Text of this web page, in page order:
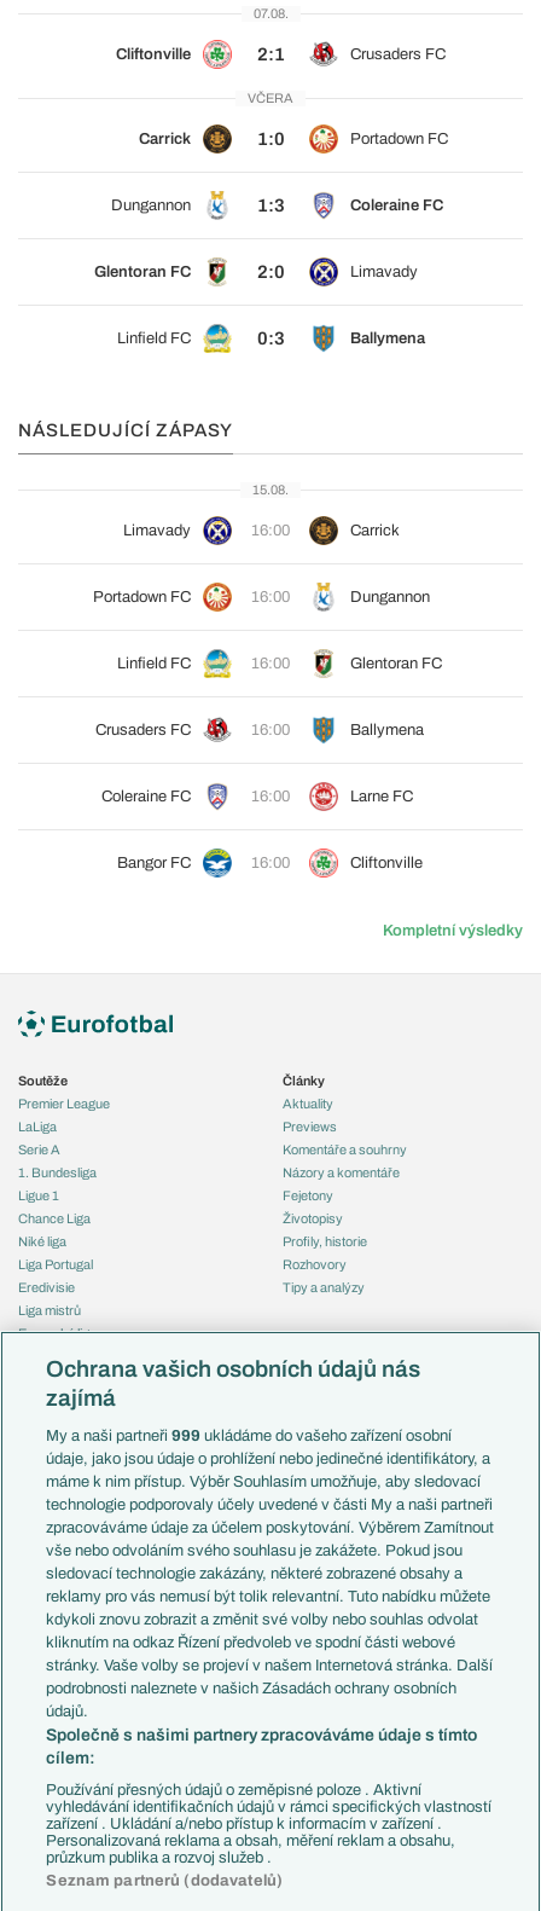
07.08.
Cliftonville 2:1 Crusaders FC
VČERA
Carrick 1:0 Portadown FC
Dungannon 1:3 Coleraine FC
Glentoran FC 2:0 Limavady
Linfield FC 0:3 Ballymena
NÁSLEDUJÍCÍ ZÁPASY
15.08.
Limavady 16:00 Carrick
Portadown FC 16:00 Dungannon
Linfield FC 16:00 Glentoran FC
Crusaders FC 16:00 Ballymena
Coleraine FC 16:00 Larne FC
Bangor FC 16:00 Cliftonville
Kompletní výsledky
Soutěže
Premier League
LaLiga
Serie A
1. Bundesliga
Ligue 1
Chance Liga
Niké liga
Liga Portugal
Eredivisie
Liga mistrů
Evropská liga
Mistrovství světa
Liga národů
Témata
Představení týmů MS
EuroSkauting
PL v kostce
Evropské koeficienty
Přestupy
Přestupové spekulace
Zranění
Kluby
Arsenal FC
Chelsea FC
Manchester United
AC Milán
Juventus FC
Bayern Mnichov
FC Barcelona
Real Madrid
Články
Aktuality
Previews
Komentáře a souhrny
Názory a komentáře
Fejetony
Životopisy
Profily, historie
Rozhovory
Tipy a analýzy
Česko
Francie
Itálie
Německo
Španělsko
Argentina
Brazílie
Přestupy
Zápasy
Livescore
Tipovací soutěž
Ochrana vašich osobních údajů nás
zajímá
My a naši partneři999 ukládáme do vašeho zařízení osobní
údaje, jako jsou údaje o prohlížení nebo jedinečné identifikátory, a
máme k nim přístup. Výběr Souhlasím umožňuje, aby sledovací
technologie podporovaly účely uvedené v části My a naši partneři
zpracováváme údaje za účelem poskytování. Výběrem Zamítnout
vše nebo odvoláním svého souhlasu je zakážete. Pokud jsou
sledovací technologie zakázány, některé zobrazené obsahy a
reklamy pro vás nemusí být tolik relevantní. Tuto nabídku můžete
kdykoli znovu zobrazit a změnit své volby nebo souhlas odvolat
kliknutím na odkaz Řízení předvoleb ve spodní části webové
stránky. Vaše volby se projeví v našem Internetová stránka. Další
podrobnosti naleznete v našich Zásadách ochrany osobních
údajů.
Společně s našimi partnery zpracováváme údaje s tímto
cílem:
Používání přesných údajů o zeměpisné poloze . Aktivní
vyhledávání identifikačních údajů v rámci specifických vlastností
zařízení . Ukládání a/nebo přístup k informacím v zařízení .
Personalizovaná reklama a obsah, měření reklam a obsahu,
průzkum publika a rozvoj služeb .
Seznam partnerů (dodavatelů)